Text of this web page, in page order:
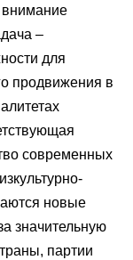
внимание
–
для
продвижения в
современных
новые
значительную
партии